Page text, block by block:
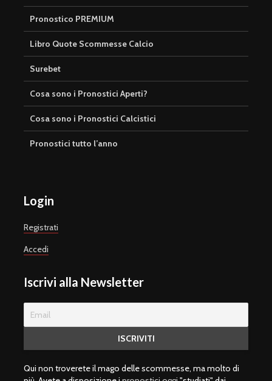
Pronostico PREMIUM
Libro Quote Scommesse Calcio
Surebet
Cosa sono i Pronostici Aperti?
Cosa sono i Pronostici Calcistici
Pronostici tutto l’anno
Login
Registrati
Accedi
Iscrivi alla Newsletter
Qui non troverete il mago delle scommesse, ma molto di